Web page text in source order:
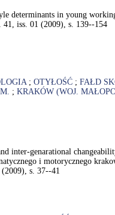
determinants in young
iss. 01 (2009), s. 139--154
; OTYŁOŚĆ ; FAŁD
; KRAKÓW (WOJ.
inter-genarational
i motorycznego
s. 37--41